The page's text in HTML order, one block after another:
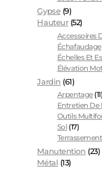
Gypse (9)
Hauteur (52)
Accessoires
Échafaudage
Échelles Et
Élévation
Jardin (61)
Arpentage (11)
Entretien De
Outils
Sol (17)
Terrassement
Manutention (23)
Métal (13)